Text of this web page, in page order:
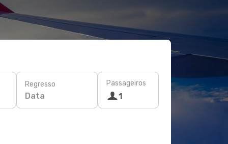
Regresso
Data
Passageiros
1